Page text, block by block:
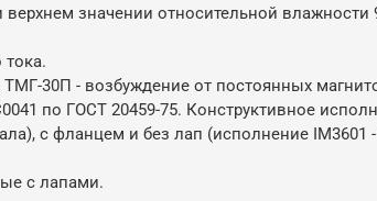
значении относительной влажности
30П - возбуждение от постоянных
по ГОСТ 20459-75. Конструктивное
с фланцем и без лап (исполнение
с лапами.